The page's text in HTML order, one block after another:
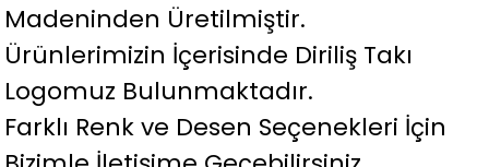
Madeninden Üretilmiştir.
Ürünlerimizin İçerisinde Diriliş Takı
Logomuz Bulunmaktadır.
Farklı Renk ve Desen Seçenekleri İçin